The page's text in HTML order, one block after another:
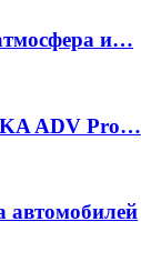
и…
ADV Pro…
автомобилей